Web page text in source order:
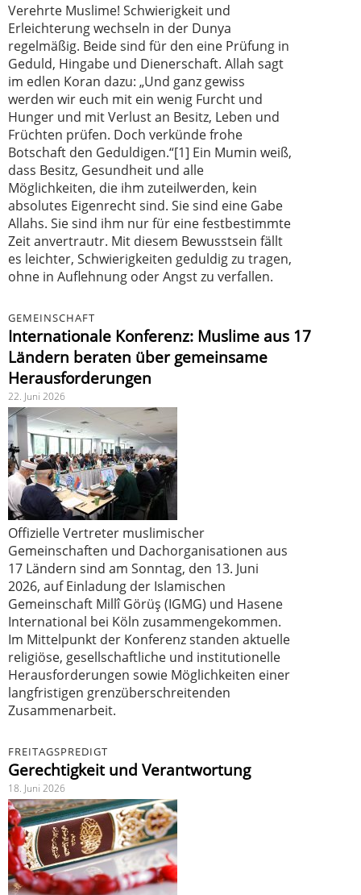
Verehrte Muslime! Schwierigkeit und
Erleichterung wechseln in der Dunya
regelmäßig. Beide sind für den eine Prüfung in
Geduld, Hingabe und Dienerschaft. Allah sagt
im edlen Koran dazu: „Und ganz gewiss
werden wir euch mit ein wenig Furcht und
Hunger und mit Verlust an Besitz, Leben und
Früchten prüfen. Doch verkünde frohe
Botschaft den Geduldigen.“[1] Ein Mumin weiß,
dass Besitz, Gesundheit und alle
Möglichkeiten, die ihm zuteilwerden, kein
absolutes Eigenrecht sind. Sie sind eine Gabe
Allahs. Sie sind ihm nur für eine festbestimmte
Zeit anvertrautr. Mit diesem Bewusstsein fällt
es leichter, Schwierigkeiten geduldig zu tragen,
ohne in Auflehnung oder Angst zu verfallen.
GEMEINSCHAFT
Internationale Konferenz: Muslime aus 17
Ländern beraten über gemeinsame
Herausforderungen
22. Juni 2026
Offizielle Vertreter muslimischer
Gemeinschaften und Dachorganisationen aus
17 Ländern sind am Sonntag, den 13. Juni
2026, auf Einladung der Islamischen
Gemeinschaft Millî Görüş (IGMG) und Hasene
International bei Köln zusammengekommen.
Im Mittelpunkt der Konferenz standen aktuelle
religiöse, gesellschaftliche und institutionelle
Herausforderungen sowie Möglichkeiten einer
langfristigen grenzüberschreitenden
Zusammenarbeit.
FREITAGSPREDIGT
Gerechtigkeit und Verantwortung
18. Juni 2026